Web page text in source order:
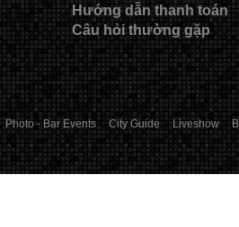
Hướng dẫn thanh toán
Câu hỏi thường gặp
Photo - Bar Events City Guide Liveshow